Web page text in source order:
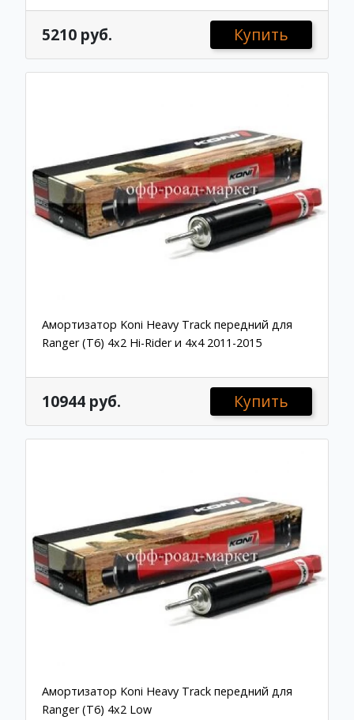
5210 руб. Купить
Амортизатор Koni Heavy Track передний для
Ranger (T6) 4x2 Hi-Rider и 4x4 2011-2015
10944 руб. Купить
Амортизатор Koni Heavy Track передний для
Ranger (T6) 4x2 Low